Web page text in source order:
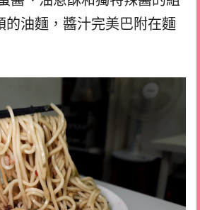
的油麵，醬汁完美巴附在麵